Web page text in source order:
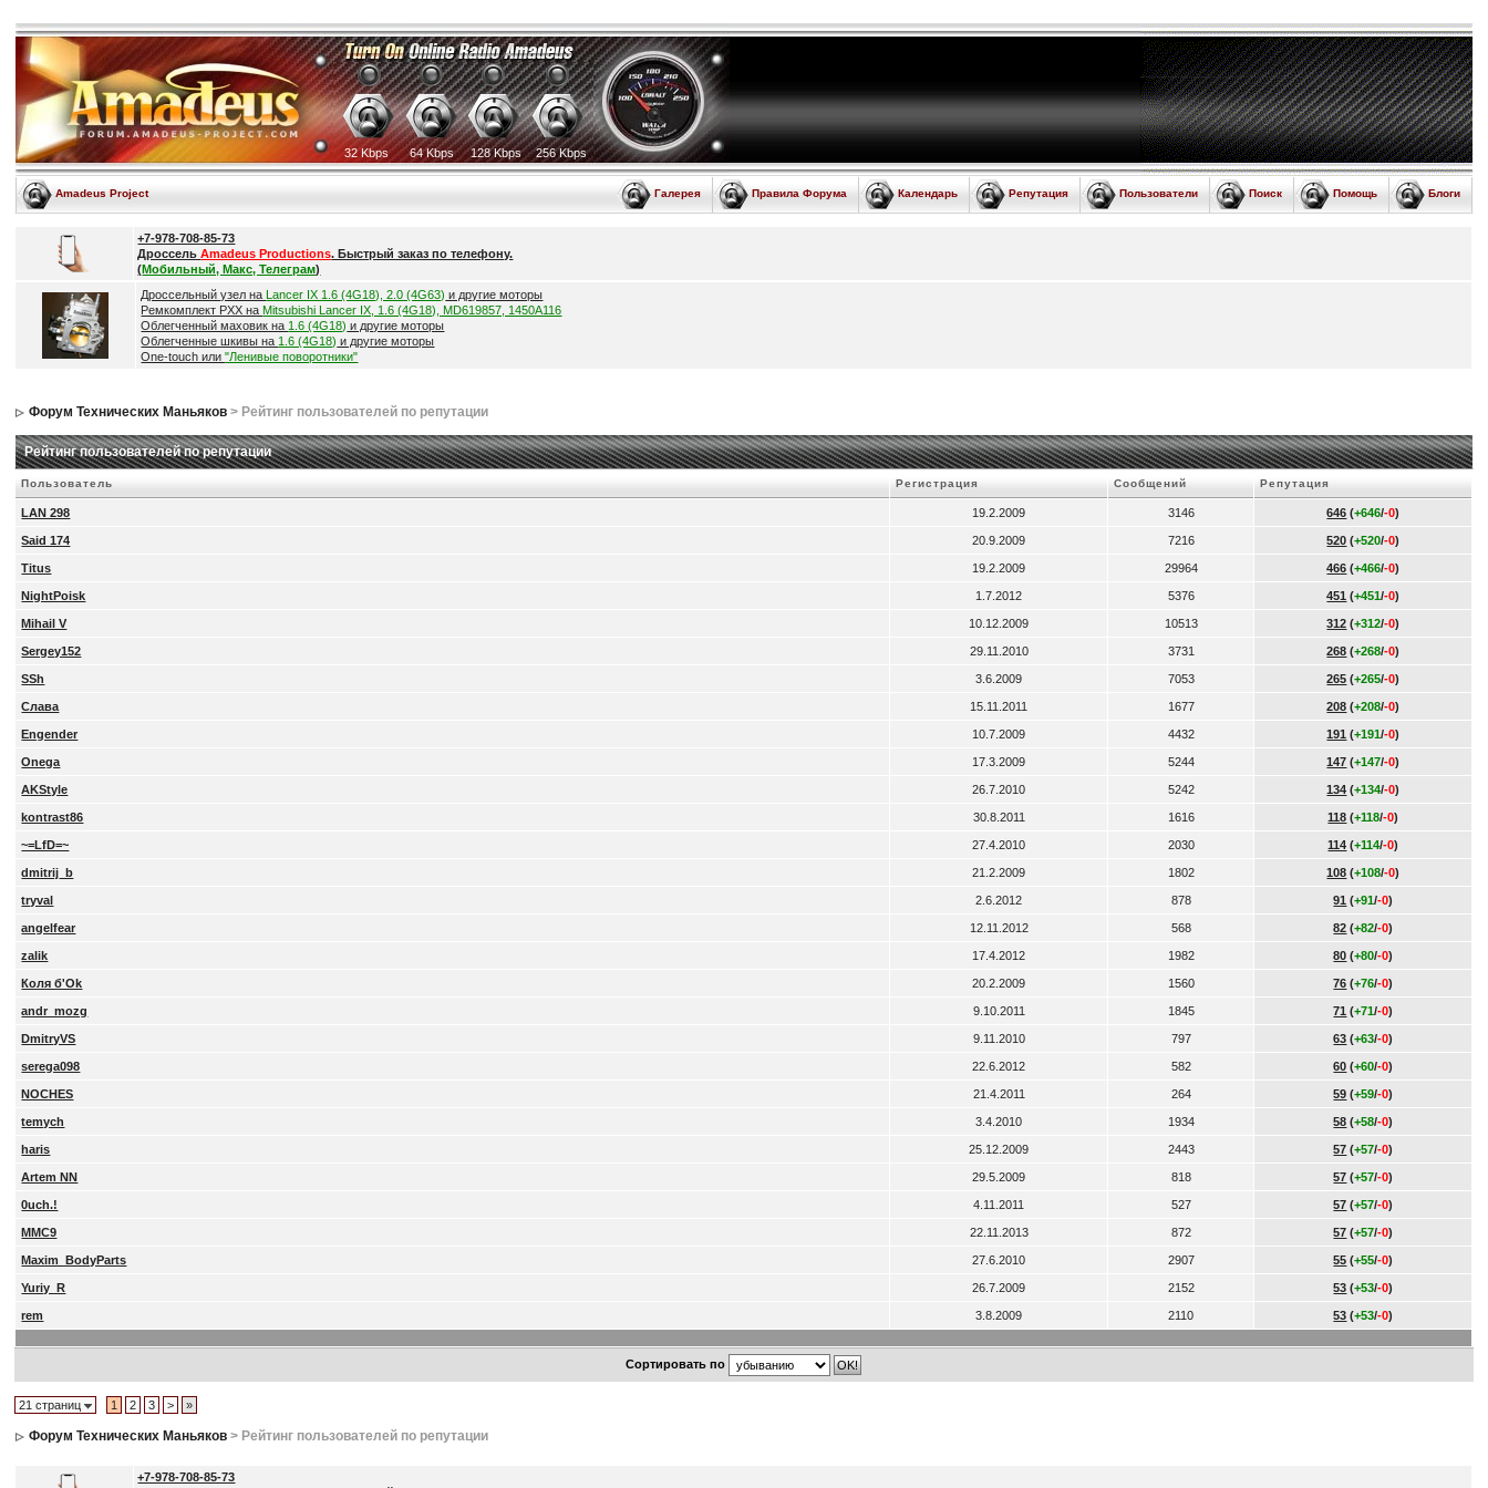
32 Kbps 64 Kbps 128 Kbps 256 Kbps
Amadeus Project Блоги
Помощь
Поиск
Пользователи
Репутация
Календарь
Правила Форума
Галерея
+7-978-708-85-73
ДроссельAmadeus Productions. Быстрый заказ по телефону.
(Мобильный, Макс, Телеграм)
Дроссельный узел на Lancer IX 1.6 (4G18), 2.0 (4G63) и другие моторы
Ремкомплект РХХ на Mitsubishi Lancer IX, 1.6 (4G18), MD619857, 1450A116
Облегченный маховик на 1.6 (4G18) и другие моторы
Облегченные шкивы на 1.6 (4G18) и другие моторы
One-touch или"Ленивые поворотники"
Форум Технических Маньяков > Рейтинг пользователей по репутации
Рейтинг пользователей по репутации
Пользователь Регистрация Сообщений Репутация
LAN 298 19.2.2009 3146 646 (+646/-0)
Said 174 20.9.2009 7216 520 (+520/-0)
Titus 19.2.2009 29964 466 (+466/-0)
NightPoisk 1.7.2012 5376 451 (+451/-0)
Mihail V 10.12.2009 10513 312 (+312/-0)
Sergey152 29.11.2010 3731 268 (+268/-0)
SSh 3.6.2009 7053 265 (+265/-0)
Слава 15.11.2011 1677 208 (+208/-0)
Engender 10.7.2009 4432 191 (+191/-0)
Onega 17.3.2009 5244 147 (+147/-0)
AKStyle 26.7.2010 5242 134 (+134/-0)
kontrast86 30.8.2011 1616 118 (+118/-0)
~=LfD=~ 27.4.2010 2030 114 (+114/-0)
dmitrij_b 21.2.2009 1802 108 (+108/-0)
tryval 2.6.2012 878 91 (+91/-0)
angelfear 12.11.2012 568 82 (+82/-0)
zalik 17.4.2012 1982 80 (+80/-0)
Коля б'Ok 20.2.2009 1560 76 (+76/-0)
andr_mozg 9.10.2011 1845 71 (+71/-0)
DmitryVS 9.11.2010 797 63 (+63/-0)
serega098 22.6.2012 582 60 (+60/-0)
NOCHES 21.4.2011 264 59 (+59/-0)
temych 3.4.2010 1934 58 (+58/-0)
haris 25.12.2009 2443 57 (+57/-0)
Artem NN 29.5.2009 818 57 (+57/-0)
0uch.! 4.11.2011 527 57 (+57/-0)
MMC9 22.11.2013 872 57 (+57/-0)
Maxim_BodyParts 27.6.2010 2907 55 (+55/-0)
Yuriy_R 26.7.2009 2152 53 (+53/-0)
rem 3.8.2009 2110 53 (+53/-0)
Сортировать по
21 страниц 1 2 3 > »
Форум Технических Маньяков > Рейтинг пользователей по репутации
+7-978-708-85-73